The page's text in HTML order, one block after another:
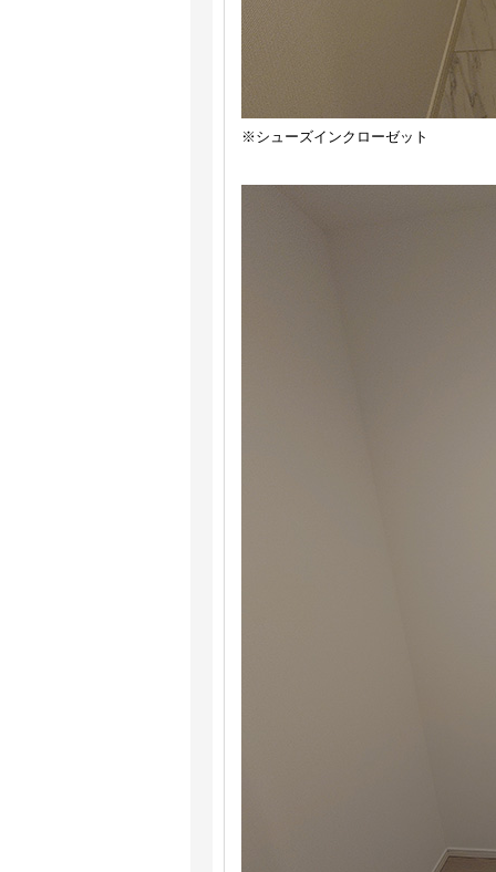
※シューズインクローゼット